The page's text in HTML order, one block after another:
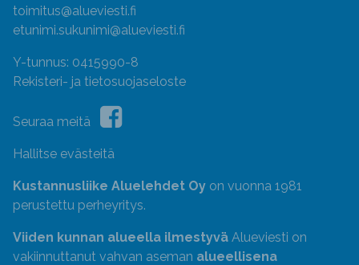
toimitus@alueviesti.fi
etunimi.sukunimi@alueviesti.fi
Y-tunnus: 0415990-8
Rekisteri- ja tietosuojaseloste
Seuraa meitä
Hallitse evästeitä
Kustannusliike Aluelehdet Oy on vuonna 1981
perustettu perheyritys.
Viiden kunnan alueella ilmestyvä Alueviesti on
vakiinnuttanut vahvan aseman alueellisena